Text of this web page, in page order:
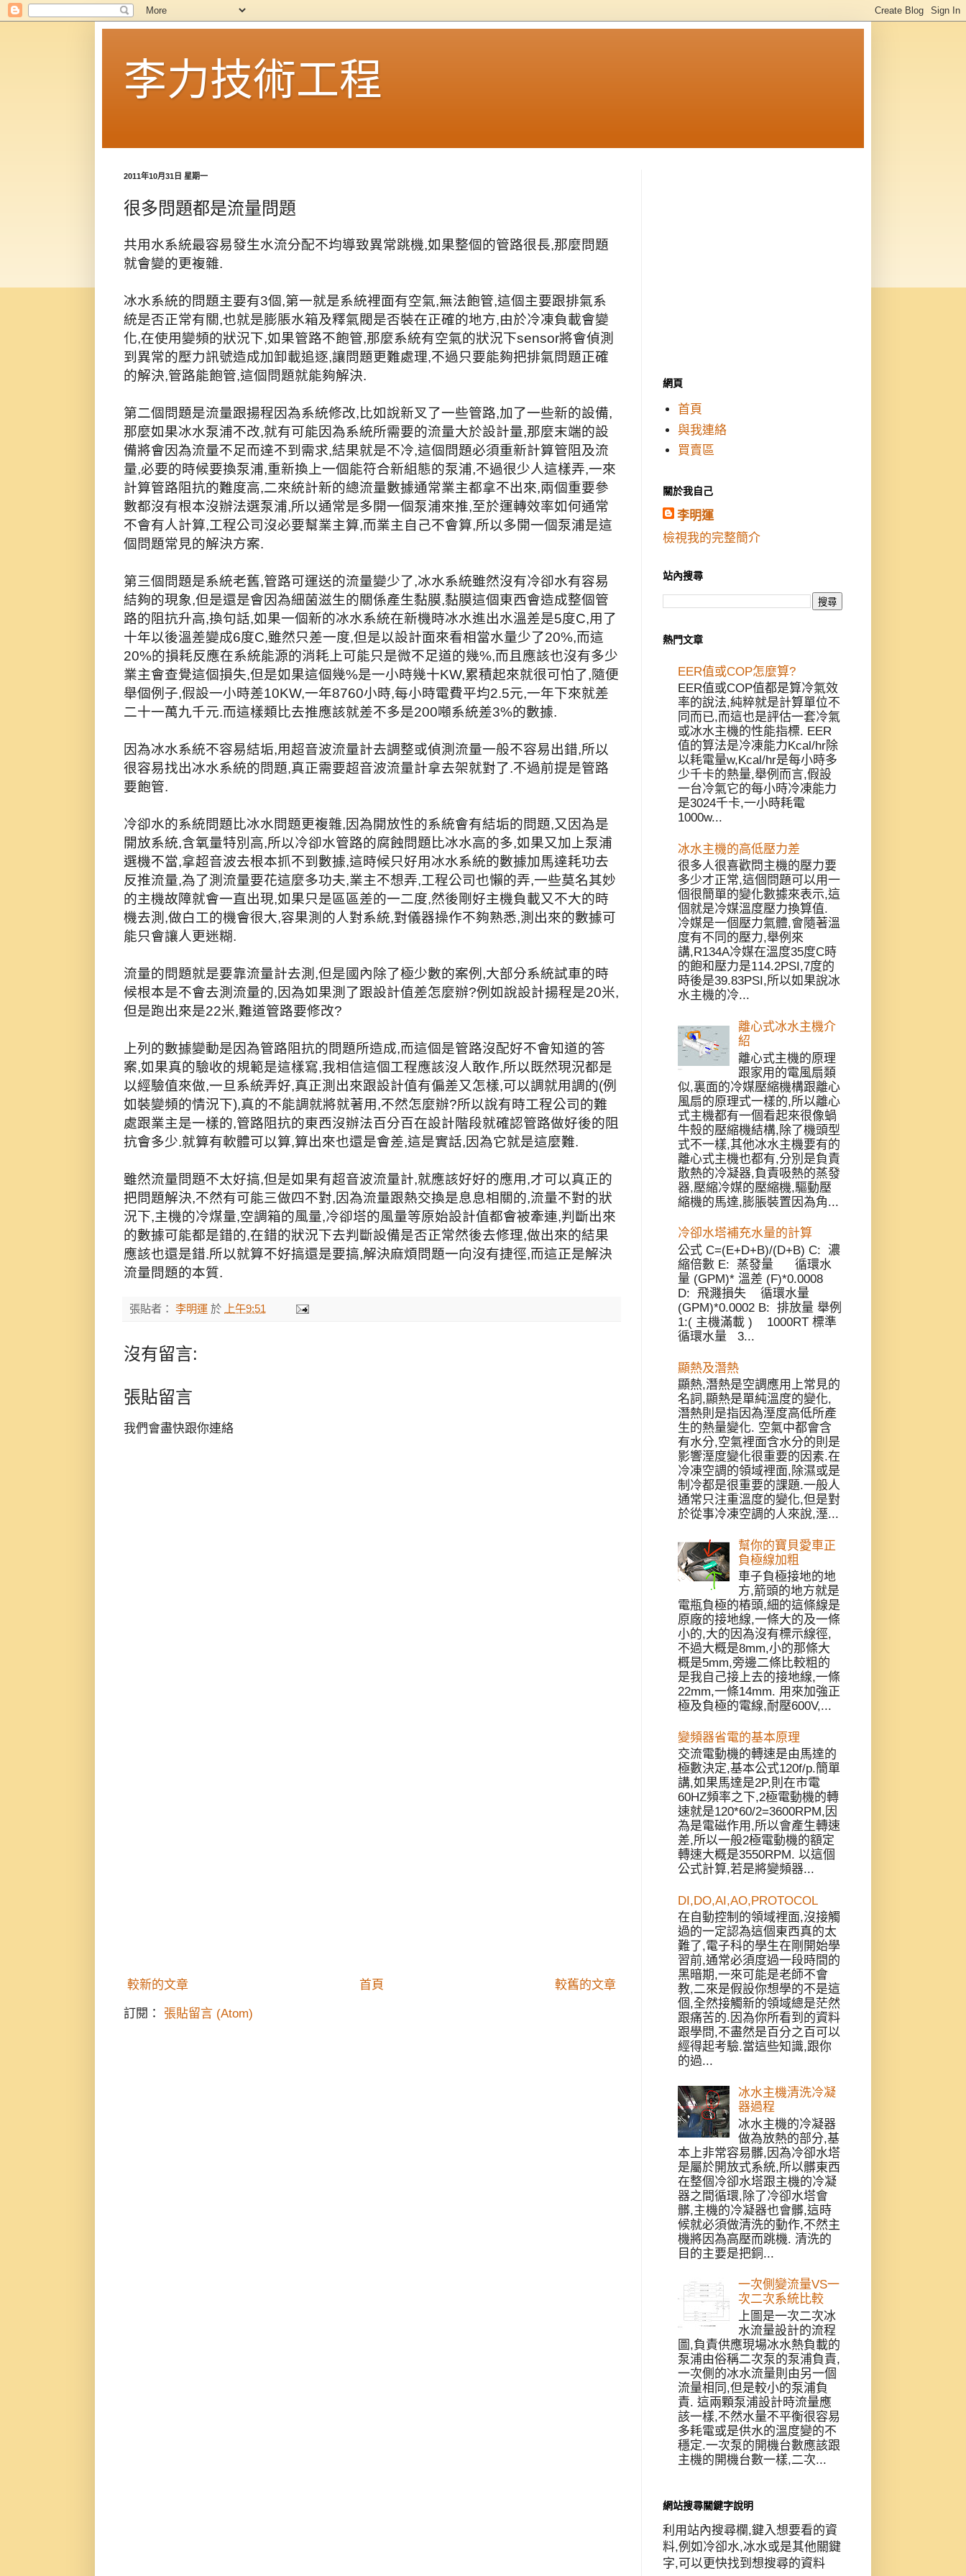
李力技術工程
2011年10月31日 星期一
很多問題都是流量問題
共用水系統最容易發生水流分配不均導致異常跳機,如果整個的管路很長,那麼問題
就會變的更複雜.
冰水系統的問題主要有3個,第一就是系統裡面有空氣,無法飽管,這個主要跟排氣系
統是否正常有關,也就是膨脹水箱及釋氣閥是否裝在正確的地方,由於冷凍負載會變
化,在使用變頻的狀況下,如果管路不飽管,那麼系統有空氣的狀況下sensor將會偵測
到異常的壓力訊號造成加卸載追逐,讓問題更難處理,不過只要能夠把排氣問題正確
的解決,管路能飽管,這個問題就能夠解決.
第二個問題是流量跟揚程因為系統修改,比如說新叉了一些管路,加了一些新的設備,
那麼如果冰水泵浦不改,就有可能因為系統所需要的流量大於設計量,那麼末端的設
備將會因為流量不足而達不到需求,結果就是不冷,這個問題必須重新計算管阻及流
量,必要的時候要換泵浦,重新換上一個能符合新組態的泵浦,不過很少人這樣弄,一來
計算管路阻抗的難度高,二來統計新的總流量數據通常業主都拿不出來,兩個重要參
數都沒有根本沒辦法選泵浦,所以通常是多開一個泵浦來推,至於運轉效率如何通常
不會有人計算,工程公司沒必要幫業主算,而業主自己不會算,所以多開一個泵浦是這
個問題常見的解決方案.
第三個問題是系統老舊,管路可運送的流量變少了,冰水系統雖然沒有冷卻水有容易
結夠的現象,但是還是會因為細菌滋生的關係產生黏膜,黏膜這個東西會造成整個管
路的阻抗升高,換句話,如果一個新的冰水系統在新機時冰水進出水溫差是5度C,用了
十年以後溫差變成6度C,雖然只差一度,但是以設計面來看相當水量少了20%,而這
20%的損耗反應在系統能源的消耗上可能只是微不足道的幾%,而且應該也沒有多少
業主會查覺這個損失,但是如果這個幾%是一小時幾十KW,累積起來就很可怕了,隨便
舉個例子,假設一小時差10KW,一年8760小時,每小時電費平均2.5元,一年下來就差
二十一萬九千元.而這樣類比去推應該就差不多是200噸系統差3%的數據.
因為冰水系統不容易結垢,用超音波流量計去調整或偵測流量一般不容易出錯,所以
很容易找出冰水系統的問題,真正需要超音波流量計拿去架就對了.不過前提是管路
要飽管.
冷卻水的系統問題比冰水問題更複雜,因為開放性的系統會有結垢的問題,又因為是
開放系統,含氧量特別高,所以冷卻水管路的腐蝕問題比冰水高的多,如果又加上泵浦
選機不當,拿超音波去根本抓不到數據,這時候只好用冰水系統的數據加馬達耗功去
反推流量,為了測流量要花這麼多功夫,業主不想弄,工程公司也懶的弄,一些莫名其妙
的主機故障就會一直出現,如果只是區區差的一二度,然後剛好主機負載又不大的時
機去測,做白工的機會很大,容果測的人對系統,對儀器操作不夠熟悉,測出來的數據可
能只會讓人更迷糊.
流量的問題就是要靠流量計去測,但是國內除了極少數的案例,大部分系統試車的時
候根本是不會去測流量的,因為如果測了跟設計值差怎麼辦?例如說設計揚程是20米,
但是跑出來是22米,難道管路要修改?
上列的數據變動是因為管路阻抗的問題所造成,而這個是管路沒配好不會知道的答
案,如果真的驗收的規範是這樣寫,我相信這個工程應該沒人敢作,所以既然現況都是
以經驗值來做,一旦系統弄好,真正測出來跟設計值有偏差又怎樣,可以調就用調的(例
如裝變頻的情況下),真的不能調就將就著用,不然怎麼辦?所以說有時工程公司的難
處跟業主是一樣的,管路阻抗的東西沒辦法百分百在設計階段就確認管路做好後的阻
抗會多少.就算有軟體可以算,算出來也還是會差,這是實話,因為它就是這麼難.
雖然流量問題不太好搞,但是如果有超音波流量計,就應該好好的應用,才可以真正的
把問題解決,不然有可能三做四不對,因為流量跟熱交換是息息相關的,流量不對的狀
況下,主機的冷煤量,空調箱的風量,冷卻塔的風量等原始設計值都會被牽連,判斷出來
的數據可能都是錯的,在錯的狀況下去判斷設備是否正常然後去修理,做出來的結果
應該也還是錯.所以就算不好搞還是要搞,解決麻煩問題一向沒有捷徑,而這正是解決
流量問題的本質.
張貼者： 李明運 於 上午9:51
沒有留言:
張貼留言
我們會盡快跟你連絡
較新的文章 較舊的文章
首頁
訂閱： 張貼留言 (Atom)
網頁
首頁
與我連絡
買賣區
關於我自己
李明運
檢視我的完整簡介
站內搜尋
熱門文章
EER值或COP怎麼算?
EER值或COP值都是算冷氣效
率的說法,純粹就是計算單位不
同而已,而這也是評估一套冷氣
或冰水主機的性能指標. EER
值的算法是冷凍能力Kcal/hr除
以耗電量w,Kcal/hr是每小時多
少千卡的熱量,舉例而言,假設
一台冷氣它的每小時冷凍能力
是3024千卡,一小時耗電
1000w...
冰水主機的高低壓力差
很多人很喜歡問主機的壓力要
多少才正常,這個問題可以用一
個很簡單的變化數據來表示,這
個就是冷媒溫度壓力換算值.
冷媒是一個壓力氣體,會隨著溫
度有不同的壓力,舉例來
講,R134A冷媒在溫度35度C時
的飽和壓力是114.2PSI,7度的
時後是39.83PSI,所以如果說冰
水主機的冷...
離心式冰水主機介
紹
離心式主機的原理
跟家用的電風扇類
似,裏面的冷媒壓縮機構跟離心
風扇的原理式一樣的,所以離心
式主機都有一個看起來很像蝸
牛殼的壓縮機結構,除了機頭型
式不一樣,其他冰水主機要有的
離心式主機也都有,分別是負責
散熱的冷凝器,負責吸熱的蒸發
器,壓縮冷媒的壓縮機,驅動壓
縮機的馬達,膨脹裝置因為角...
冷卻水塔補充水量的計算
公式 C=(E+D+B)/(D+B) C: 濃
縮倍數 E: 蒸發量 循環水
量 (GPM)* 溫差 (F)*0.0008
D: 飛濺損失 循環水量
(GPM)*0.0002 B: 排放量 舉例
1:( 主機滿載 ) 1000RT 標準
循環水量 3...
顯熱及潛熱
顯熱,潛熱是空調應用上常見的
名詞,顯熱是單純溫度的變化,
潛熱則是指因為溼度高低所產
生的熱量變化. 空氣中都會含
有水分,空氣裡面含水分的則是
影響溼度變化很重要的因素.在
冷凍空調的領域裡面,除濕或是
制冷都是很重要的課題.一般人
通常只注重溫度的變化,但是對
於從事冷凍空調的人來說,溼...
幫你的寶貝愛車正
負極線加粗
車子負極接地的地
方,箭頭的地方就是
電瓶負極的樁頭,細的這條線是
原廠的接地線,一條大的及一條
小的,大的因為沒有標示線徑,
不過大概是8mm,小的那條大
概是5mm,旁邊二條比較粗的
是我自己接上去的接地線,一條
22mm,一條14mm. 用來加強正
極及負極的電線,耐壓600V,...
變頻器省電的基本原理
交流電動機的轉速是由馬達的
極數決定,基本公式120f/p.簡單
講,如果馬達是2P,則在市電
60HZ頻率之下,2極電動機的轉
速就是120*60/2=3600RPM,因
為是電磁作用,所以會產生轉速
差,所以一般2極電動機的額定
轉速大概是3550RPM. 以這個
公式計算,若是將變頻器...
DI,DO,AI,AO,PROTOCOL
在自動控制的領域裡面,沒接觸
過的一定認為這個東西真的太
難了,電子科的學生在剛開始學
習前,通常必須度過一段時間的
黑暗期,一來可能是老師不會
教,二來是假設你想學的不是這
個,全然接觸新的領域總是茫然
跟痛苦的.因為你所看到的資料
跟學問,不盡然是百分之百可以
經得起考驗.當這些知識,跟你
的過...
冰水主機清洗冷凝
器過程
冰水主機的冷凝器
做為放熱的部分,基
本上非常容易髒,因為冷卻水塔
是屬於開放式系統,所以髒東西
在整個冷卻水塔跟主機的冷凝
器之間循環,除了冷卻水塔會
髒,主機的冷凝器也會髒,這時
候就必須做清洗的動作,不然主
機將因為高壓而跳機. 清洗的
目的主要是把銅...
一次側變流量VS一
次二次系統比較
上圖是一次二次冰
水流量設計的流程
圖,負責供應現場冰水熱負載的
泵浦由俗稱二次泵的泵浦負責,
一次側的冰水流量則由另一個
流量相同,但是較小的泵浦負
責. 這兩顆泵浦設計時流量應
該一樣,不然水量不平衡很容易
多耗電或是供水的溫度變的不
穩定.一次泵的開機台數應該跟
主機的開機台數一樣,二次...
網站搜尋關鍵字說明
利用站內搜尋欄,鍵入想要看的資
料,例如冷卻水,冰水或是其他關鍵
字,可以更快找到想搜尋的資料